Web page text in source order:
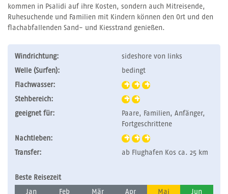
kommen in Psalidi auf ihre Kosten, sondern auch Mitreisende,
Ruhesuchende und Familien mit Kindern können den Ort und den
flachabfallenden Sand- und Kiesstrand genießen.
Windrichtung:
sideshore von links
Welle (Surfen):
bedingt
Flachwasser:
Stehbereich:
geeignet für:
Paare, Familien, Anfänger,
Fortgeschrittene
Nachtleben:
Transfer:
ab Flughafen Kos ca. 25 km
Beste Reisezeit
Jan Feb Mär Apr Mai Jun